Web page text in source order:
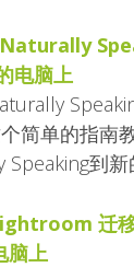
电脑上
简单的指南
Speaking到
迁
脑上